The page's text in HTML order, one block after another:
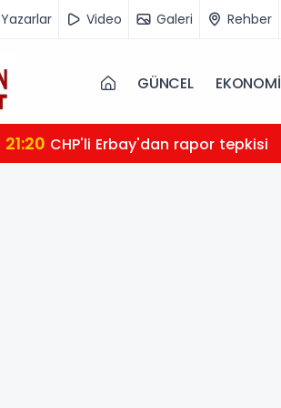
Yazarlar Video Galeri Rehber
GÜNCEL EKONOMİ
21:20 CHP'li Erbay'dan rapor tepkisi